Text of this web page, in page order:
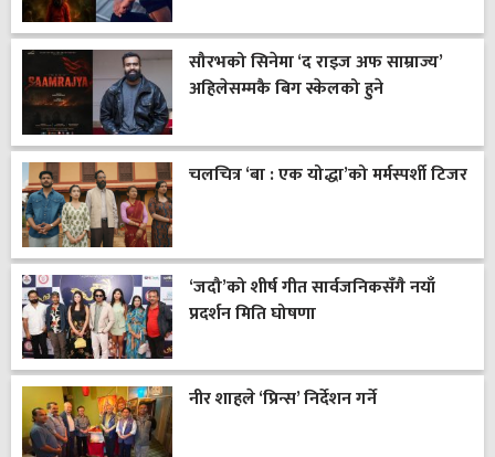
सौरभको सिनेमा ‘द राइज अफ साम्राज्य’
अहिलेसम्मकै बिग स्केलको हुने
चलचित्र ‘बा : एक योद्धा’को मर्मस्पर्शी टिजर
‘जदौ’को शीर्ष गीत सार्वजनिकसँगै नयाँ
प्रदर्शन मिति घोषणा
नीर शाहले ‘प्रिन्स’ निर्देशन गर्ने